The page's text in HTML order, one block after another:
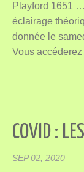
Playford 1651
éclairage
donnée le
Vous
COVID :
SEP 02, 2020